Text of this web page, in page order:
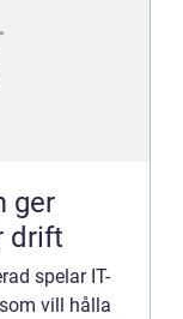
ger
drift
spelar IT-
vill hålla